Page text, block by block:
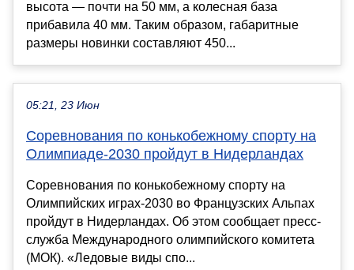
высота — почти на 50 мм, а колесная база
прибавила 40 мм. Таким образом, габаритные
размеры новинки составляют 450...
05:21, 23 Июн
Соревнования по конькобежному спорту на
Олимпиаде-2030 пройдут в Нидерландах
Соревнования по конькобежному спорту на
Олимпийских играх-2030 во Французских Альпах
пройдут в Нидерландах. Об этом сообщает пресс-
служба Международного олимпийского комитета
(МОК). «Ледовые виды спо...